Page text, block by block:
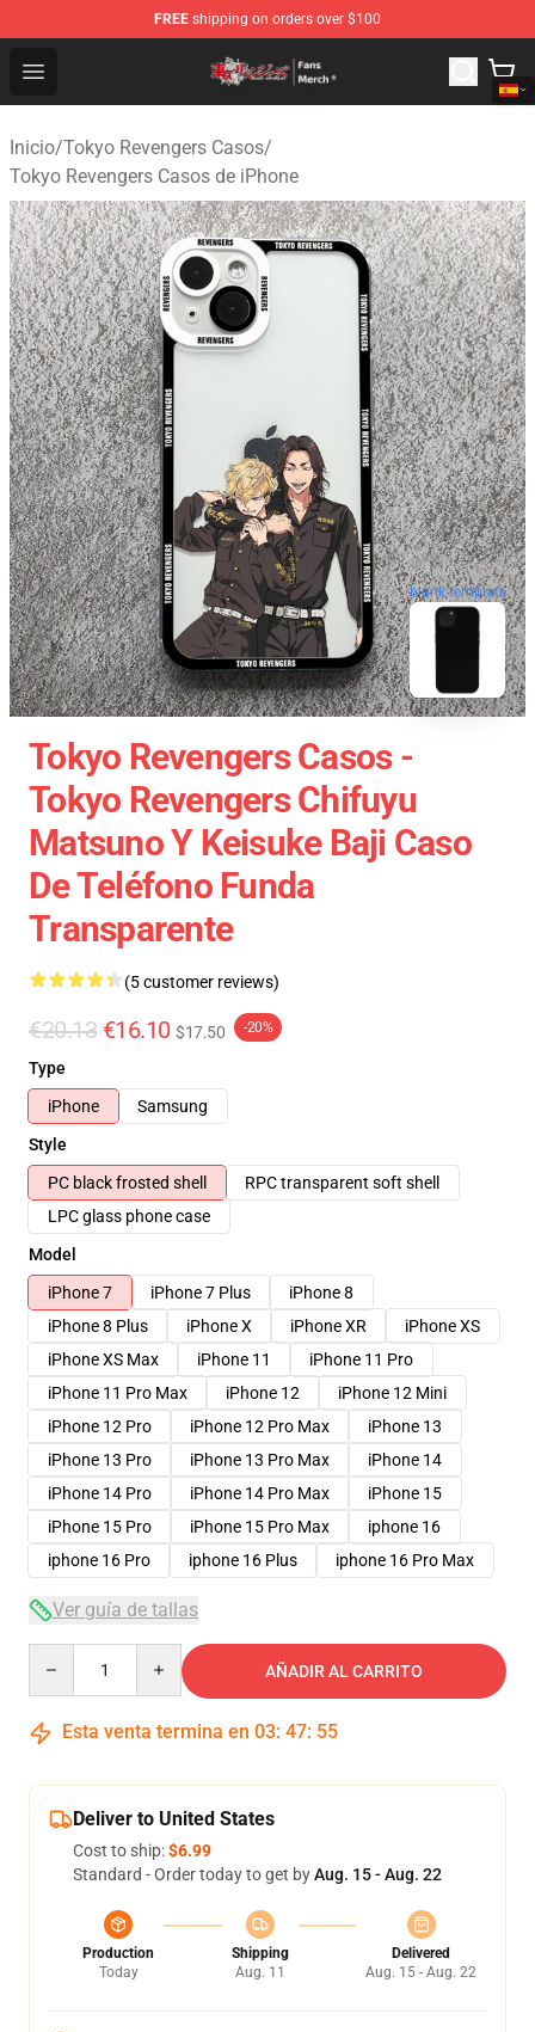
FREE shipping on orders over $100
Open menu
Tokyo Revengers Store - Official Tokyo Revengers
Inicio/Tokyo Revengers Casos/
Tokyo Revengers Casos de iPhone
blank template
Tokyo Revengers Casos -
Tokyo Revengers Chifuyu
Matsuno Y Keisuke Baji Caso
De Teléfono Funda
Transparente
(5 customer reviews)
€20.13 €16.10 $17.50 -20%
Type
iPhone
Samsung
Style
PC black frosted shell
RPC transparent soft shell
LPC glass phone case
Model
iPhone 7
iPhone 7 Plus
iPhone 8
iPhone 8 Plus
iPhone X iPhone XR
iPhone XS
iPhone XS Max
iPhone 11
iPhone 11 Pro
iPhone 11 Pro Max
iPhone 12
iPhone 12 Mini
iPhone 12 Pro
iPhone 12 Pro Max
iPhone 13
iPhone 13 Pro
iPhone 13 Pro Max
iPhone 14
iPhone 14 Pro
iPhone 14 Pro Max
iPhone 15
iPhone 15 Pro
iPhone 15 Pro Max
iphone 16
iphone 16 Pro
iphone 16 Plus iphone 16 Pro Max
Ver guía de tallas
AÑADIR AL CARRITO
Esta venta termina en 03: 47: 54
Deliver to United States
Cost to ship:$6.99
Standard - Order today to get byAug. 15 - Aug. 22
Production
Today
Shipping
Aug. 11
Delivered
Aug. 15 - Aug. 22